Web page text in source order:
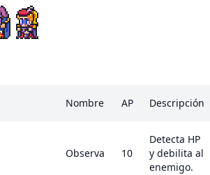
Nombre AP Descripción
Observa 10
Detecta HP
y debilita al
enemigo.